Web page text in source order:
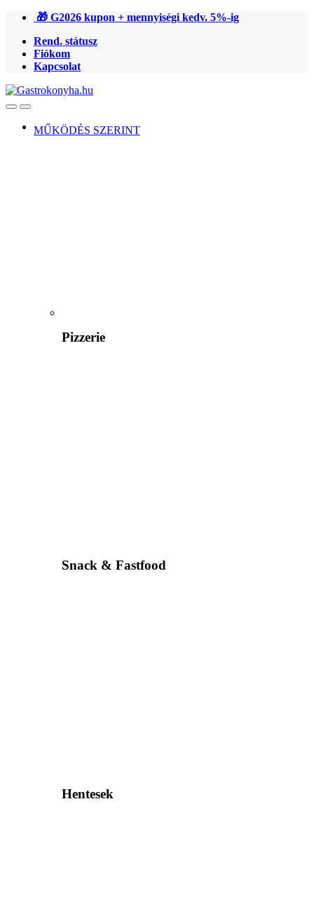
Ugrás
navigációhoz
Ugrás
tartalomra
🎁 G2026 kupon + mennyiségi kedv. 5%-ig
Rend. státusz
Fiókom
Kapcsolat
OpenClose
MŰKÖDÉS SZERINT
Pizzerie
Snack & Fastfood
Hentesek